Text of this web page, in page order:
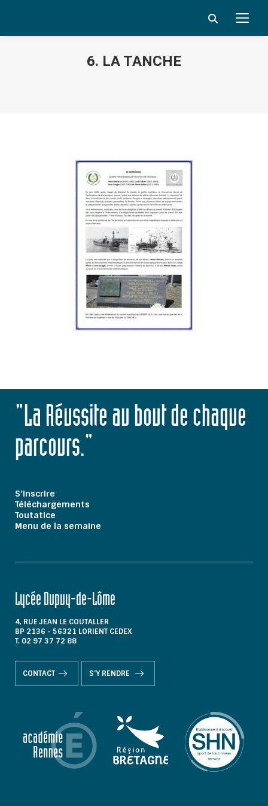
Search:
6. LA TANCHE
"La Réussite au bout de chaque
parcours."
S'inscrire
Téléchargements
Toutatice
Menu de la semaine
Lycée Dupuy-de-Lôme
4, RUE JEAN LE COUTALLER
BP 2136 - 56321 LORIENT CEDEX
T. 02 97 37 72 88
CONTACT S'Y RENDRE